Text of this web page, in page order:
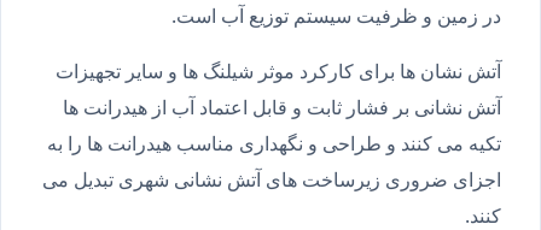
در زمین و ظرفیت سیستم توزیع آب است.
آتش نشان ها برای کارکرد موثر شیلنگ ها و سایر تجهیزات
آتش نشانی بر فشار ثابت و قابل اعتماد آب از هیدرانت ها
تکیه می کنند و طراحی و نگهداری مناسب هیدرانت ها را به
اجزای ضروری زیرساخت های آتش نشانی شهری تبدیل می
کنند.